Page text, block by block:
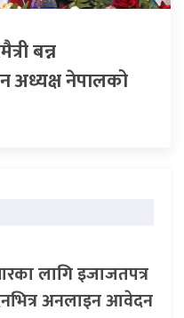
बन्न
अध्यक्ष नेपालको
लागि इजाजतपत्र
अनलाइन आवेदन